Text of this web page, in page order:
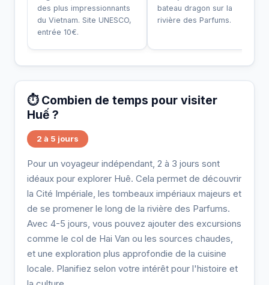
des plus impressionnants
du Vietnam. Site UNESCO,
entrée 10€.
bateau dragon sur la
rivière des Parfums.
⏱️ Combien de temps pour visiter
Huế ?
2 à 5 jours
Pour un voyageur indépendant, 2 à 3 jours sont
idéaux pour explorer Huê. Cela permet de découvrir
la Cité Impériale, les tombeaux impériaux majeurs et
de se promener le long de la rivière des Parfums.
Avec 4-5 jours, vous pouvez ajouter des excursions
comme le col de Hai Van ou les sources chaudes,
et une exploration plus approfondie de la cuisine
locale. Planifiez selon votre intérêt pour l'histoire et